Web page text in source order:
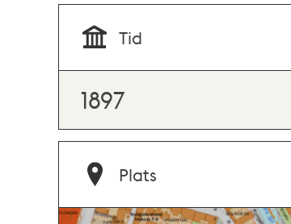
Tid
1897
Plats